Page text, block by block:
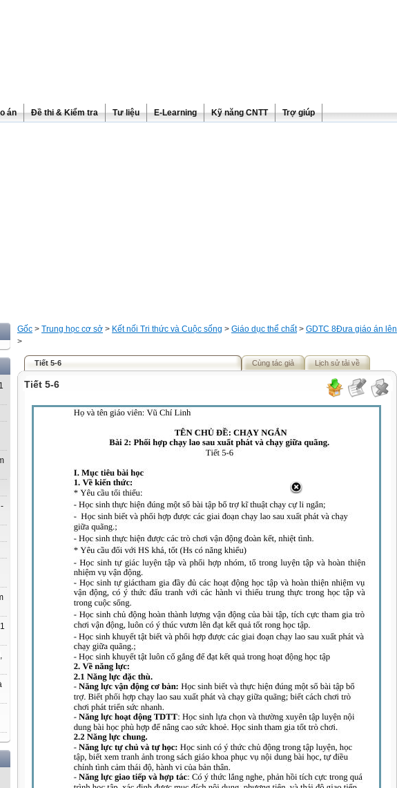
án Đề thi & Kiểm tra Tư liệu E-Learning Kỹ năng CNTT Trợ giúp
Đưa giáo án lên
Gốc > Trung học cơ sở > Kết nối Tri thức và Cuộc sống > Giáo dục thể chất> GDTC 8
>
Tiết 5-6 Cùng tác giả Lịch sử tải về
Tiết 5-6